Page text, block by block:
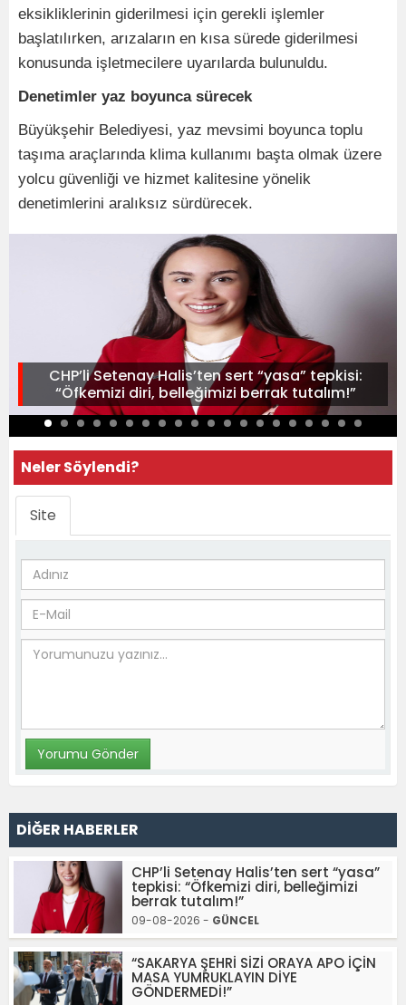
eksikliklerinin giderilmesi için gerekli işlemler
başlatılırken, arızaların en kısa sürede giderilmesi
konusunda işletmecilere uyarılarda bulunuldu.
Denetimler yaz boyunca sürecek
Büyükşehir Belediyesi, yaz mevsimi boyunca toplu
taşıma araçlarında klima kullanımı başta olmak üzere
yolcu güvenliği ve hizmet kalitesine yönelik
denetimlerini aralıksız sürdürecek.
CHP’li Setenay Halis’ten sert “yasa” tepkisi:
“Öfkemizi diri, belleğimizi berrak tutalım!”
Neler Söylendi?
Site
DİĞER HABERLER
CHP’li Setenay Halis’ten sert “yasa”
tepkisi: “Öfkemizi diri, belleğimizi
berrak tutalım!”
09-08-2026 - GÜNCEL
“SAKARYA ŞEHRİ SİZİ ORAYA APO İÇİN
MASA YUMRUKLAYIN DİYE
GÖNDERMEDİ!”